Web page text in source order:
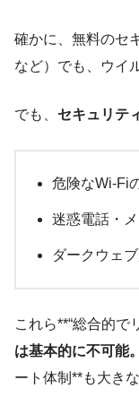
確かに、無料のセ
など）でも、ウイ
でも、 セキュリテ
危険なWi-Fi
迷惑電話・
ダークウェ
これら**“総合的で
は基本的に不可能
ート体制**も大き